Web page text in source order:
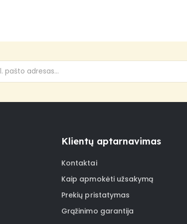
Klientų aptarnavimas
Kontaktai
Kaip apmokėti užsakymą
Prekių pristatymas
Grąžinimo garantija